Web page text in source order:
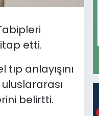
etti.
anlayışını
belirtti.